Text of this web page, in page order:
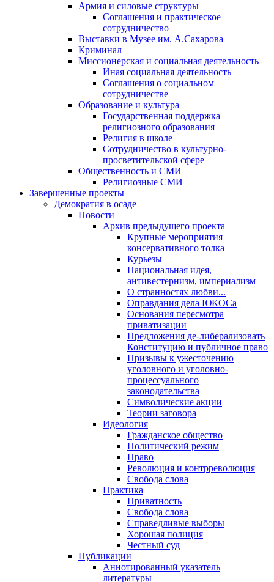
Армия и силовые структуры
Соглашения и практическое
сотрудничество
Выставки в Музее им. А.Сахарова
Криминал
Миссионерская и социальная деятельность
Иная социальная деятельность
Соглашения о социальном
сотрудничестве
Образование и культура
Государственная поддержка
религиозного образования
Религия в школе
Сотрудничество в культурно-
просветительской сфере
Общественность и СМИ
Религиозные СМИ
Завершенные проекты
Демократия в осаде
Новости
Архив предыдущего проекта
Крупные мероприятия
консервативного толка
Курьезы
Национальная идея,
антивестернизм, империализм
О странностях любви...
Оправдания дела ЮКОСа
Основания пересмотра
приватизации
Предложения де-либерализовать
Конституцию и публичное право
Призывы к ужесточению
уголовного и уголовно-
процессуального
законодательства
Символические акции
Теории заговора
Идеология
Гражданское общество
Политический режим
Право
Революция и контрреволюция
Свобода слова
Практика
Приватность
Свобода слова
Справедливые выборы
Хорошая полиция
Честный суд
Публикации
Аннотированный указатель
литературы